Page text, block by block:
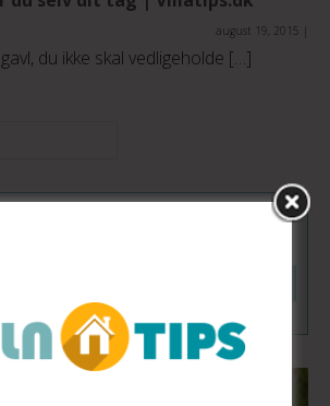
august 19, 2015
du ikke skal vedligeholde […]